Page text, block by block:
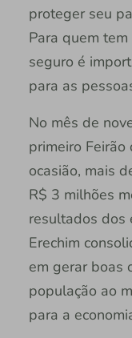
proteger seu
Para quem
seguro é
para as
No mês de
primeiro Feirão
ocasião, mais
R$ 3 milhões
resultados dos
Erechim
em gerar boas
população ao
para a